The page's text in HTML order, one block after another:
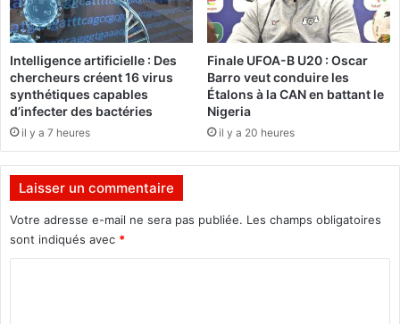
e
l
e
r
e
c
r
d
l
a
a
l
n
s
b
e
n
t
l
Intelligence artificielle : Des
chercheurs créent 16 virus
synthétiques capables
d’infecter des bactéries
il y a 7 heures
Finale UFOA-B U20 : Oscar
Barro veut conduire les
Étalons à la CAN en battant le
Nigeria
il y a 20 heures
Laisser un commentaire
Votre adresse e-mail ne sera pas publiée. Les champs obligatoires
sont indiqués avec *